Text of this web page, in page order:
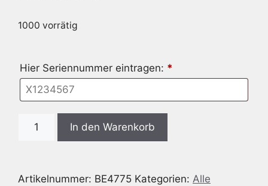
1000 vorrätig
Hier Seriennummer eintragen: *
Code
Becker
In den Warenkorb
Artikelnummer: BE4775 Kategorien: Alle